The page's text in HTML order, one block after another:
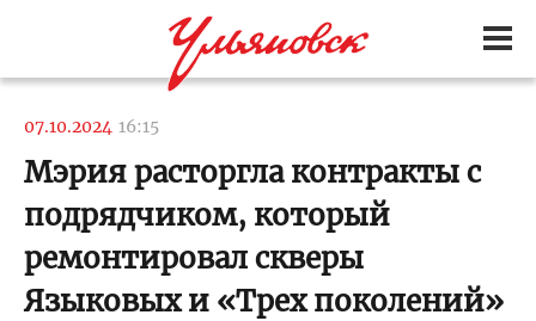
07.10.2024 16:15
Мэрия расторгла контракты с
подрядчиком, который
ремонтировал скверы
Языковых и «Трех поколений»